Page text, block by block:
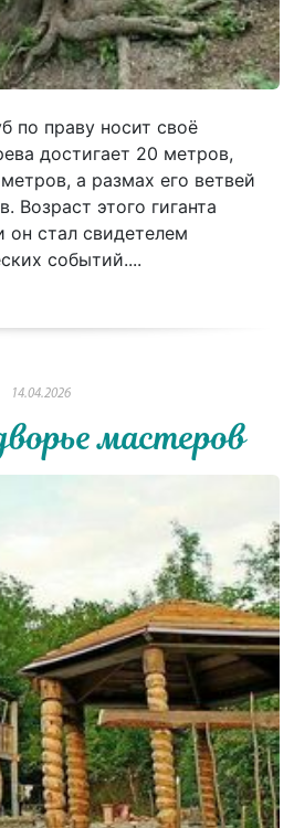
по праву носит своё
достигает 20 метров,
а размах его ветвей
Возраст этого гиганта
он стал свидетелем
событий....
14.04.2026
мастеров